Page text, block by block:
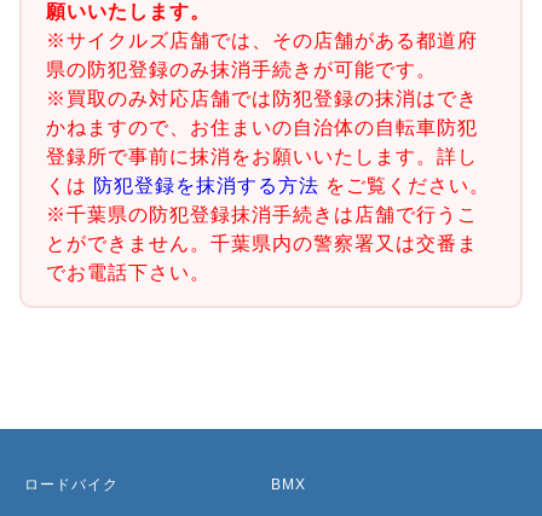
願いいたします。
※サイクルズ店舗では、その店舗がある都道府
県の防犯登録のみ抹消手続きが可能です。
※買取のみ対応店舗では防犯登録の抹消はでき
かねますので、お住まいの自治体の自転車防犯
登録所で事前に抹消をお願いいたします。詳し
くは 防犯登録を抹消する方法 をご覧ください。
※千葉県の防犯登録抹消手続きは店舗で行うこ
とができません。千葉県内の警察署又は交番ま
でお電話下さい。
ロードバイク BMX